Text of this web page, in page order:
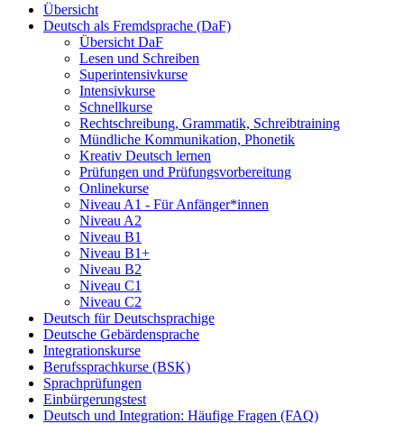
Übersicht
Deutsch als Fremdsprache (DaF)
Übersicht DaF
Lesen und Schreiben
Superintensivkurse
Intensivkurse
Schnellkurse
Rechtschreibung, Grammatik, Schreibtraining
Mündliche Kommunikation, Phonetik
Kreativ Deutsch lernen
Prüfungen und Prüfungsvorbereitung
Onlinekurse
Niveau A1 - Für Anfänger*innen
Niveau A2
Niveau B1
Niveau B1+
Niveau B2
Niveau C1
Niveau C2
Deutsch für Deutschsprachige
Deutsche Gebärdensprache
Integrationskurse
Berufssprachkurse (BSK)
Sprachprüfungen
Einbürgerungstest
Deutsch und Integration: Häufige Fragen (FAQ)